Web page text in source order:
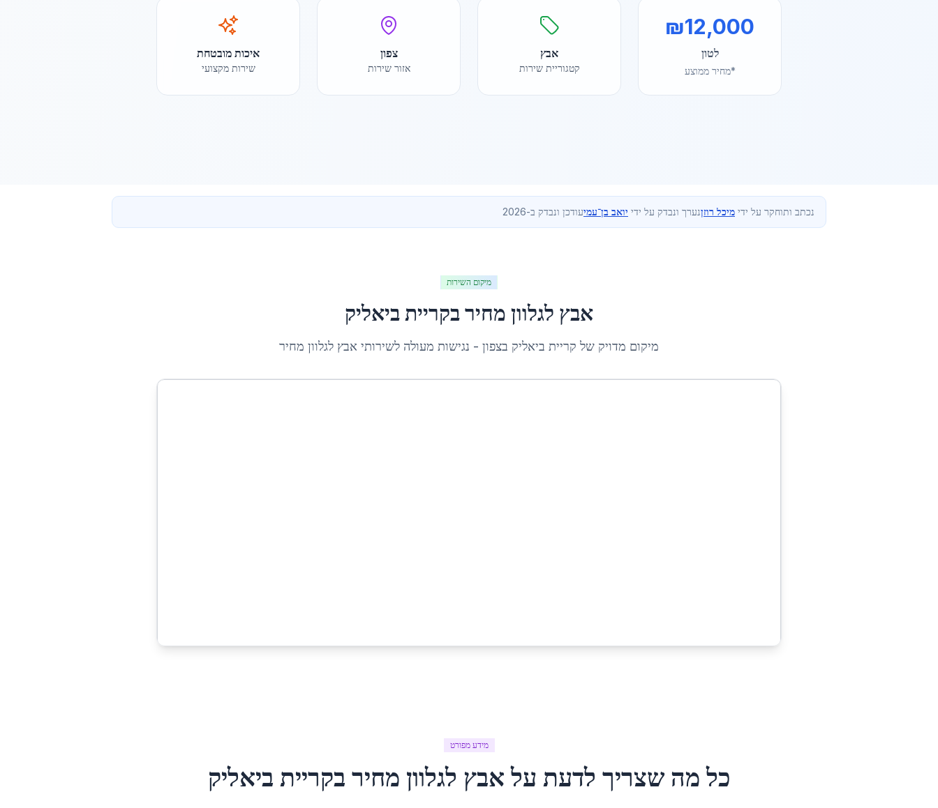
₪12,000
לטון
*מחיר ממוצע
אבץ
קטגוריית שירות
צפון
אזור שירות
איכות מובטחת
שירות מקצועי
נכתב ותוחקר על ידי מיכל רוזןנערך ונבדק על ידי יואב בן־עמיעודכן ונבדק ב-2026
מיקום השירות
אבץ לגלוון מחירבקריית ביאליק
מיקום מדויק של קריית ביאליק בצפון - נגישות מעולה לשירותי אבץ לגלוון מחיר
מידע מפורט
כל מה שצריך לדעת על אבץ לגלוון מחיר בקריית ביאליק